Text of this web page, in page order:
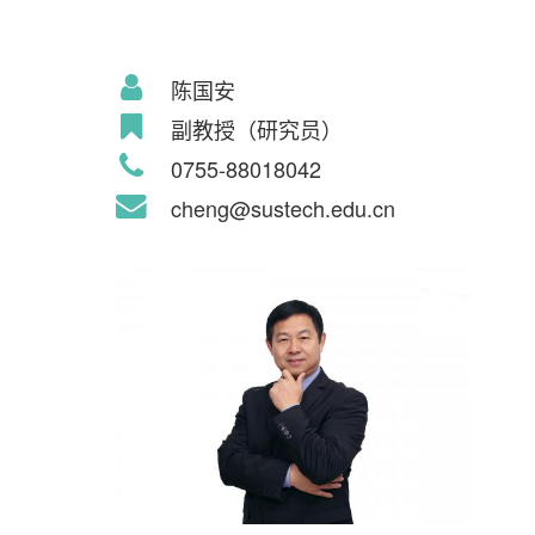
陈国安
副教授（研究员）
0755-88018042
cheng@sustech.edu.cn